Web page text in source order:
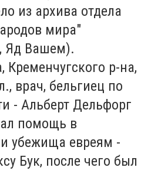
из архива отдела
мира"
Яд Вашем).
р-на,
врач, бельгиец по
- Альберт Дельфорг
помощь в
убежища евреям -
Бук, после чего был